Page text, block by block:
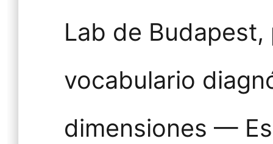
Lab de
vocabulario
dimensiones —